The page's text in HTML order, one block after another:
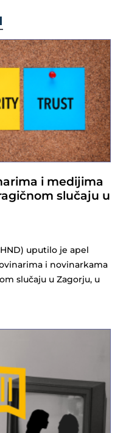
i medijima
slučaju u
uputilo je apel
i novinarkama
slučaju u Zagorju, u